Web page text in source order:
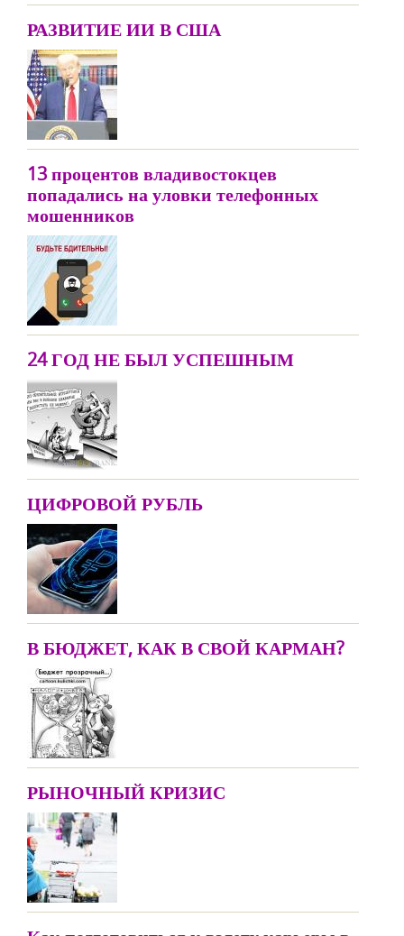
РАЗВИТИЕ ИИ В США
13 процентов владивостокцев
попадались на уловки телефонных
мошенников
24 ГОД НЕ БЫЛ УСПЕШНЫМ
ЦИФРОВОЙ РУБЛЬ
В БЮДЖЕТ, КАК В СВОЙ КАРМАН?
РЫНОЧНЫЙ КРИЗИС